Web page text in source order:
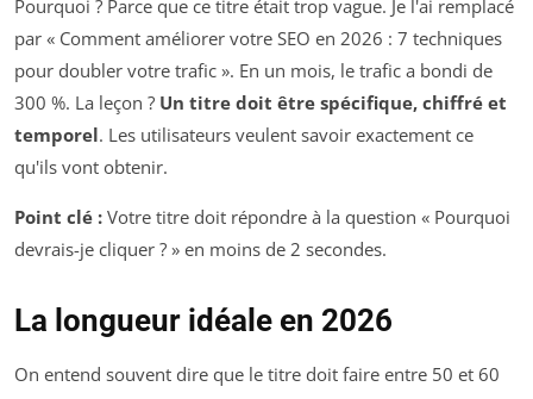
Pourquoi ? Parce que ce titre était trop vague. Je l'ai remplacé
par « Comment améliorer votre SEO en 2026 : 7 techniques
pour doubler votre trafic ». En un mois, le trafic a bondi de
300 %. La leçon ? Un titre doit être spécifique, chiffré et
temporel. Les utilisateurs veulent savoir exactement ce
qu'ils vont obtenir.
Point clé : Votre titre doit répondre à la question « Pourquoi
devrais-je cliquer ? » en moins de 2 secondes.
La longueur idéale en 2026
On entend souvent dire que le titre doit faire entre 50 et 60